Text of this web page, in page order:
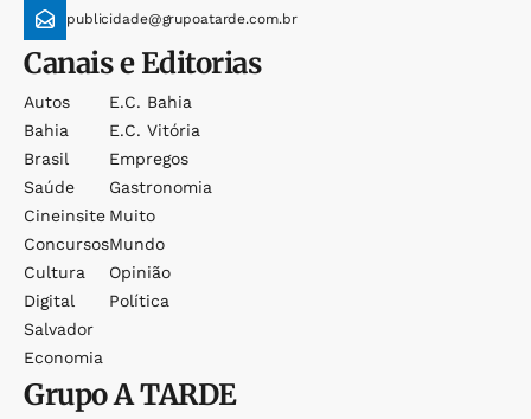
publicidade@grupoatarde.com.br
Canais e Editorias
Autos
Bahia
Brasil
Saúde
Cineinsite
Concursos
Cultura
Digital
Salvador
Economia
E.c. Bahia
E.c. Vitória
Empregos
Gastronomia
Muito
Mundo
Opinião
Política
GrupoA TARDE